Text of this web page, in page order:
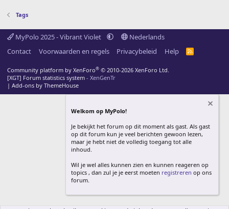
Tags
MyPolo 2025 - Vibrant Violet
Nederlands
Contact
Voorwaarden en regels Privacybeleid Help
R
S
Community platform by XenForo® © 2010-2026 XenForo Ltd.
[XGT] Forum statistics system - XenGenTr
| Add-ons by ThemeHouse
Welkom op MyPolo!
Je bekijkt het forum op dit moment als gast. Als gast
op dit forum kun je veel berichten gewoon lezen,
maar je hebt niet de volledig toegang tot alle
inhoud.
Wil je wel alles kunnen zien en kunnen reageren op
topics , dan zul je je eerst moeten registreren op ons
forum.